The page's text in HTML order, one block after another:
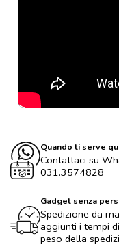
Quando ti serve
Contattaci su
031.3574828
Gadget senza
Spedizione da
aggiunti i tempi
peso della